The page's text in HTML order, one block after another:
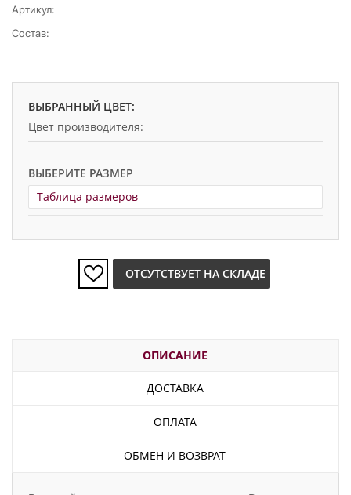
Артикул:
Состав:
ВЫБРАННЫЙ ЦВЕТ:
Цвет производителя:
ВЫБЕРИТЕ РАЗМЕР
Таблица размеров
ОТСУТСТВУЕТ НА СКЛАДЕ
ОПИСАНИЕ
ДОСТАВКА
ОПЛАТА
ОБМЕН И ВОЗВРАТ